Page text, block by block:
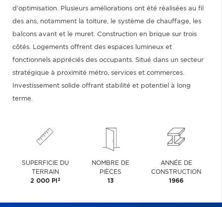
d'optimisation. Plusieurs améliorations ont été réalisées au fil
des ans, notamment la toiture, le système de chauffage, les
balcons avant et le muret. Construction en brique sur trois
côtés. Logements offrent des espaces lumineux et
fonctionnels appréciés des occupants. Situé dans un secteur
stratégique à proximité métro, services et commerces.
Investissement solide offrant stabilité et potentiel à long
terme.
SUPERFICIE DU
TERRAIN
2 000 PI 2
NOMBRE DE
PIÈCES
13
ANNÉE DE
CONSTRUCTION
1966